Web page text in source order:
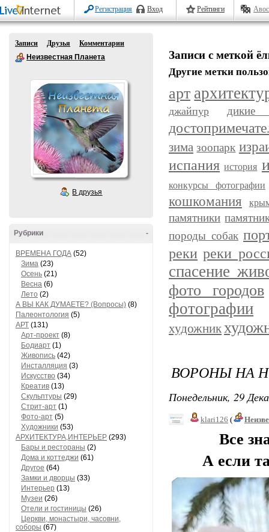
Регистрация Вход Рейтинги
Записи Друзья
Комментарии
Неизвестная Планета
В друзья
-
Рубрики
ВРЕМЕНА ГОДА (52)
Зима (23)
Осень (21)
Весна (6)
Лето (2)
А ВЫ КАК ДУМАЕТЕ? (Вопросы) (8)
Палеонтология (5)
АРТ (131)
Арт-проект (8)
Бодиарт (1)
Живопись (42)
Инсталляция (3)
Искусство (34)
Креатив (13)
Скульптуры (29)
Стрит-арт (1)
Фото-арт (5)
Художники (53)
АРХИТЕКТУРА,ИНТЕРЬЕР (293)
Бары и рестораны (2)
Дома и коттеджи (61)
Другое (64)
Замки и дворцы (33)
Интерьер (13)
Музеи (26)
Отели и гостиницы (26)
Церкви, монастыри, часовни,
соборы (67)
Записи с меткой
Другие метки
арт
джайпур дикие
зима зоопарк
испания история
конкурсы фотографии
кошкомания
памятники
породы собак
реки реки
спасение
фото городов
фотографии
художник
ВОРОНЫ НА
Понедельник, 29
klari126 (
Все
А если